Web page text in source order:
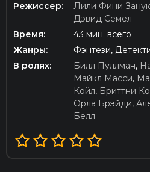
Режиссер:
Лили Фини Занук
Дэвид Семел
Время:
43 мин. всего
Жанры:
Фэнтези,
В ролях:
Билл Пуллман,
Майкл Масси,
Койл, Бриттни
Орла Брэйди,
Белл